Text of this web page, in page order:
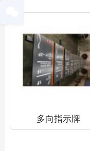
多向指示牌